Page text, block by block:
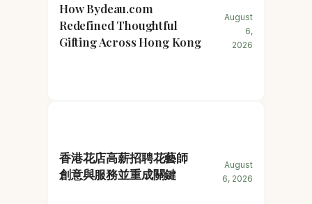
How Bydeau.com
Redefined Thoughtful
Gifting Across Hong Kong
August
6,
2026
香港花店高薪招聘花藝師
創意與服務並重成關鍵
August
6, 2026